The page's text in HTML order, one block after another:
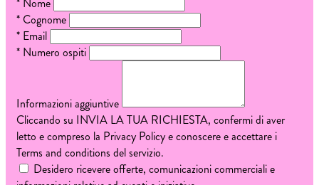
*Cognome
* Email
* Numero ospiti
Informazioni aggiuntive
Cliccando su INVIA LA TUA RICHIESTA, confermi di aver
letto e compreso la Privacy Policy e conoscere e accettare i
Terms and conditions del servizio.
Desidero ricevere offerte, comunicazioni commerciali e